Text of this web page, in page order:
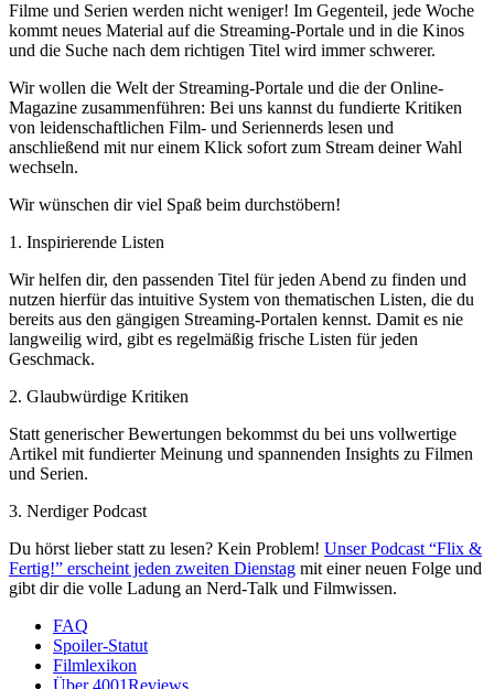
Filme und Serien werden nicht weniger! Im Gegenteil, jede Woche
kommt neues Material auf die Streaming-Portale und in die Kinos
und die Suche nach dem richtigen Titel wird immer schwerer.
Wir wollen die Welt der Streaming-Portale und die der Online-
Magazine zusammenführen: Bei uns kannst du fundierte Kritiken
von leidenschaftlichen Film- und Seriennerds lesen und
anschließend mit nur einem Klick sofort zum Stream deiner Wahl
wechseln.
Wir wünschen dir viel Spaß beim durchstöbern!
1. Inspirierende Listen
Wir helfen dir, den passenden Titel für jeden Abend zu finden und
nutzen hierfür das intuitive System von thematischen Listen, die du
bereits aus den gängigen Streaming-Portalen kennst. Damit es nie
langweilig wird, gibt es regelmäßig frische Listen für jeden
Geschmack.
2. Glaubwürdige Kritiken
Statt generischer Bewertungen bekommst du bei uns vollwertige
Artikel mit fundierter Meinung und spannenden Insights zu Filmen
und Serien.
3. Nerdiger Podcast
Du hörst lieber statt zu lesen? Kein Problem! Unser Podcast “Flix &
Fertig!” erscheint jeden zweiten Dienstag mit einer neuen Folge und
gibt dir die volle Ladung an Nerd-Talk und Filmwissen.
FAQ
Spoiler-Statut
Filmlexikon
Über 4001Reviews